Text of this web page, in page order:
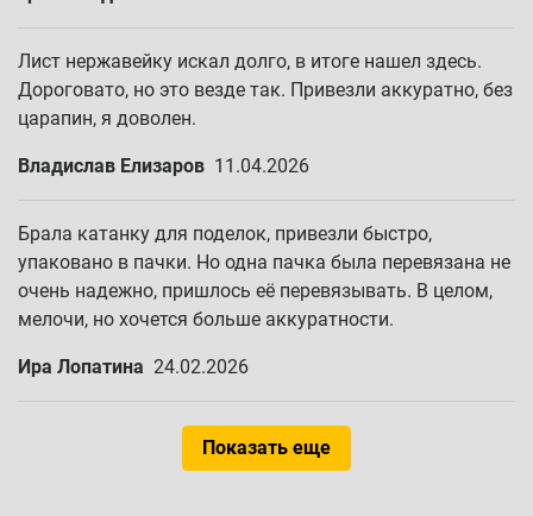
Лист нержавейку искал долго, в итоге нашел здесь.
Дороговато, но это везде так. Привезли аккуратно, без
царапин, я доволен.
Владислав Елизаров 11.04.2026
Брала катанку для поделок, привезли быстро,
упаковано в пачки. Но одна пачка была перевязана не
очень надежно, пришлось её перевязывать. В целом,
мелочи, но хочется больше аккуратности.
Ира Лопатина 24.02.2026
Показать еще